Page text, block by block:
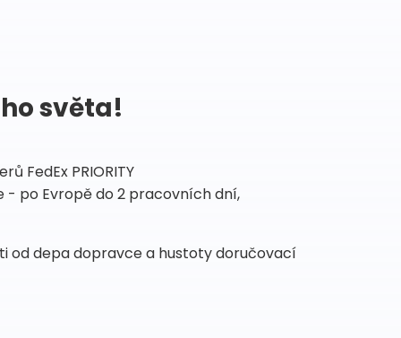
světa!
FedEx PRIORITY
- po Evropě do 2 pracovních dní,
od depa dopravce a hustoty doručovací